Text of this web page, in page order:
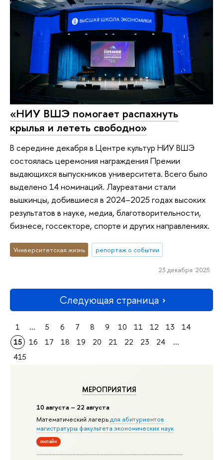
МЕРОПРИЯТИЯ
10 августа – 22 августа
Математический лагерьдля абитуриентов
магистратуры факультета экономических наук
онлайн
«НИУ ВШЭ помогает распахнуть
крылья и лететь свободно»
В середине декабря в Центре культур НИУ ВШЭ
состоялась церемония награждения Премии
выдающихся выпускников университета. Всего было
выделено 14 номинаций. Лауреатами стали
вышкинцы, добившиеся в 2024–2025 годах высоких
результатов в науке, медиа, благотворительности,
бизнесе, госсекторе, спорте и других направлениях.
Университетская жизнь репортаж о событии
23 декабря 2025
Следующая страница
1 ... 5 6 7 8 9 10 11 12 13
14
15
16 17 18 19 20 21 22 23 24
...
415